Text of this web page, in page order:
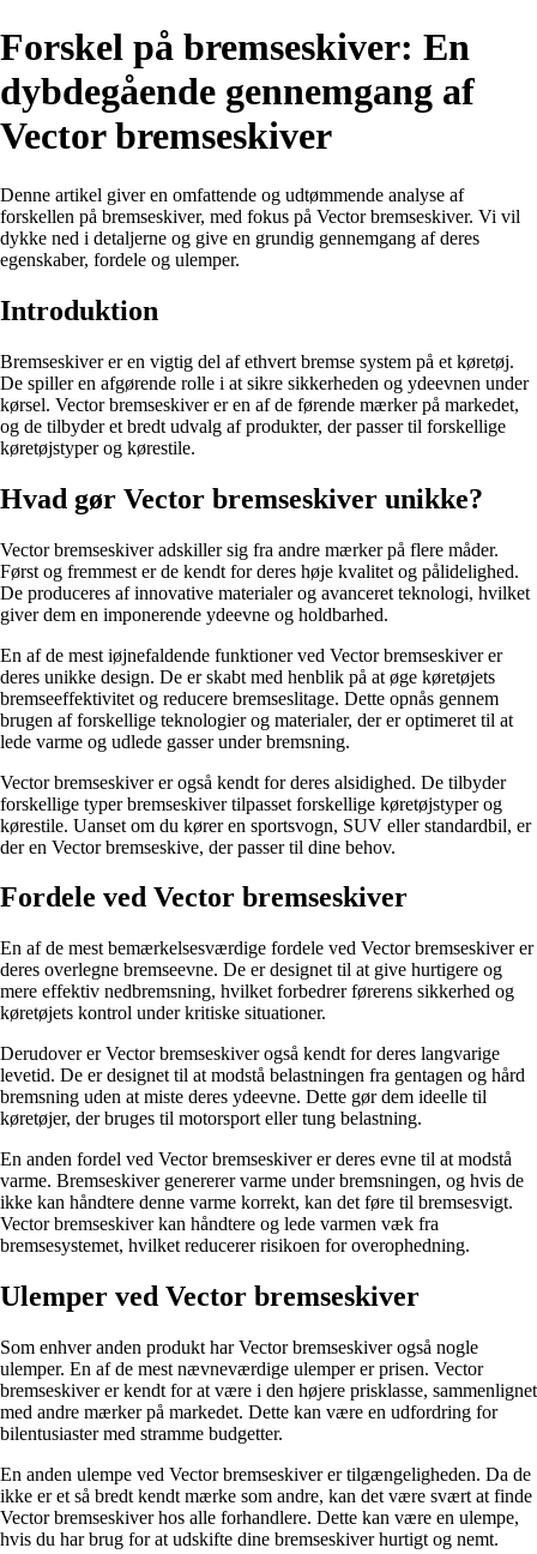
Forskel på bremseskiver: En
dybdegående gennemgang af
Vector bremseskiver
Denne artikel giver en omfattende og udtømmende analyse af
forskellen på bremseskiver, med fokus på Vector bremseskiver. Vi vil
dykke ned i detaljerne og give en grundig gennemgang af deres
egenskaber, fordele og ulemper.
Introduktion
Bremseskiver er en vigtig del af ethvert bremse system på et køretøj.
De spiller en afgørende rolle i at sikre sikkerheden og ydeevnen under
kørsel. Vector bremseskiver er en af de førende mærker på markedet,
og de tilbyder et bredt udvalg af produkter, der passer til forskellige
køretøjstyper og kørestile.
Hvad gør Vector bremseskiver unikke?
Vector bremseskiver adskiller sig fra andre mærker på flere måder.
Først og fremmest er de kendt for deres høje kvalitet og pålidelighed.
De produceres af innovative materialer og avanceret teknologi, hvilket
giver dem en imponerende ydeevne og holdbarhed.
En af de mest iøjnefaldende funktioner ved Vector bremseskiver er
deres unikke design. De er skabt med henblik på at øge køretøjets
bremseeffektivitet og reducere bremseslitage. Dette opnås gennem
brugen af forskellige teknologier og materialer, der er optimeret til at
lede varme og udlede gasser under bremsning.
Vector bremseskiver er også kendt for deres alsidighed. De tilbyder
forskellige typer bremseskiver tilpasset forskellige køretøjstyper og
kørestile. Uanset om du kører en sportsvogn, SUV eller standardbil, er
der en Vector bremseskive, der passer til dine behov.
Fordele ved Vector bremseskiver
En af de mest bemærkelsesværdige fordele ved Vector bremseskiver er
deres overlegne bremseevne. De er designet til at give hurtigere og
mere effektiv nedbremsning, hvilket forbedrer førerens sikkerhed og
køretøjets kontrol under kritiske situationer.
Derudover er Vector bremseskiver også kendt for deres langvarige
levetid. De er designet til at modstå belastningen fra gentagen og hård
bremsning uden at miste deres ydeevne. Dette gør dem ideelle til
køretøjer, der bruges til motorsport eller tung belastning.
En anden fordel ved Vector bremseskiver er deres evne til at modstå
varme. Bremseskiver genererer varme under bremsningen, og hvis de
ikke kan håndtere denne varme korrekt, kan det føre til bremsesvigt.
Vector bremseskiver kan håndtere og lede varmen væk fra
bremsesystemet, hvilket reducerer risikoen for overophedning.
Ulemper ved Vector bremseskiver
Som enhver anden produkt har Vector bremseskiver også nogle
ulemper. En af de mest nævneværdige ulemper er prisen. Vector
bremseskiver er kendt for at være i den højere prisklasse, sammenlignet
med andre mærker på markedet. Dette kan være en udfordring for
bilentusiaster med stramme budgetter.
En anden ulempe ved Vector bremseskiver er tilgængeligheden. Da de
ikke er et så bredt kendt mærke som andre, kan det være svært at finde
Vector bremseskiver hos alle forhandlere. Dette kan være en ulempe,
hvis du har brug for at udskifte dine bremseskiver hurtigt og nemt.